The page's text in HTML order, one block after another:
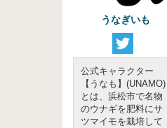
うなぎいも
公式キャラクター
【うなも】(UNAMO)
とは、浜松市で名物
のウナギを肥料にサ
ツマイモを栽培して